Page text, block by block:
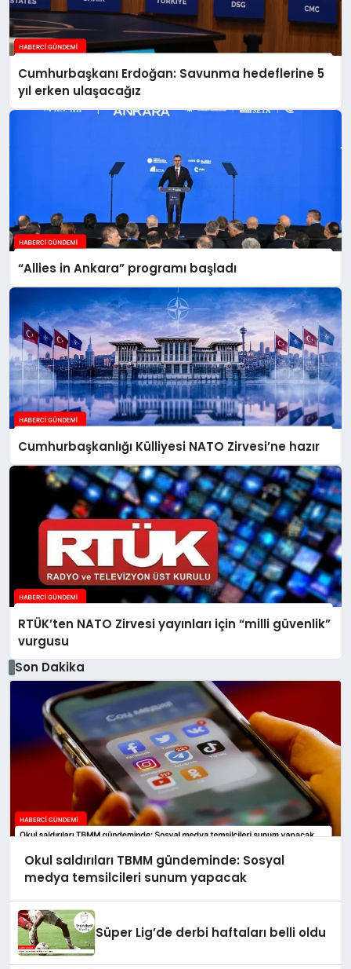
Cumhurbaşkanı Erdoğan: Savunma hedeflerine 5
yıl erken ulaşacağız
“Allies in Ankara” programı başladı
Cumhurbaşkanlığı Külliyesi NATO Zirvesi’ne hazır
RTÜK’ten NATO Zirvesi yayınları için “milli güvenlik”
vurgusu
Son Dakika
Okul saldırıları TBMM gündeminde: Sosyal
medya temsilcileri sunum yapacak
Süper Lig’de derbi haftaları belli oldu